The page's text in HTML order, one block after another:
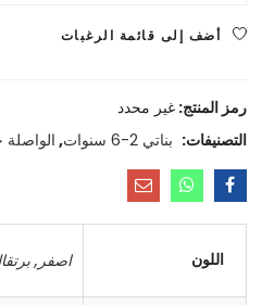
1.500 ﷼. 3.000 ﷼.أضف إلى قائمة الرغبات
رمز المنتج:غير محدد
التصنيفات: بناتي 2-6 سنوات ,الواصلة
اللون اصفر ,